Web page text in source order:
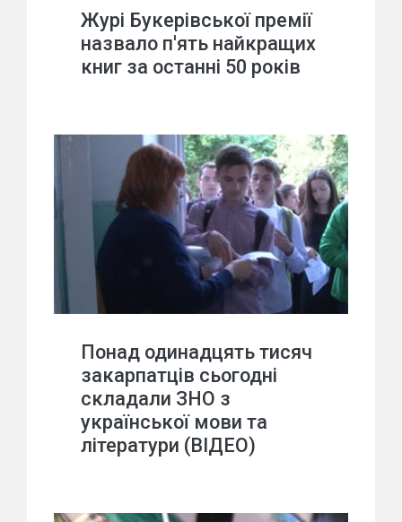
Журі Букерівської премії
назвало п'ять найкращих
книг за останні 50 років
Понад одинадцять тисяч
закарпатців сьогодні
складали ЗНО з
української мови та
літератури (ВІДЕО)